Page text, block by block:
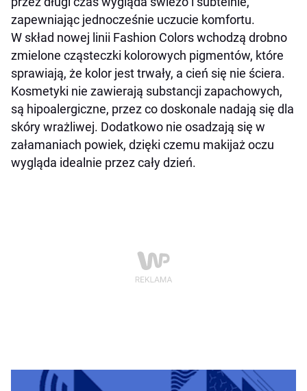
zapewniając jednocześnie uczucie komfortu.
W skład nowej linii Fashion Colors wchodzą drobno
zmielone cząsteczki kolorowych pigmentów, które
sprawiają, że kolor jest trwały, a cień się nie ściera.
Kosmetyki nie zawierają substancji zapachowych,
są hipoalergiczne, przez co doskonale nadają się dla
skóry wrażliwej. Dodatkowo nie osadzają się w
załamaniach powiek, dzięki czemu makijaż oczu
wygląda idealnie przez cały dzień.